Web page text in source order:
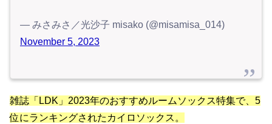
— みさみさ／光沙子 misako (@misamisa_014)
November 5, 2023
雑誌「LDK」2023年のおすすめルームソックス特集で、5
位にランキングされたカイロソックス。